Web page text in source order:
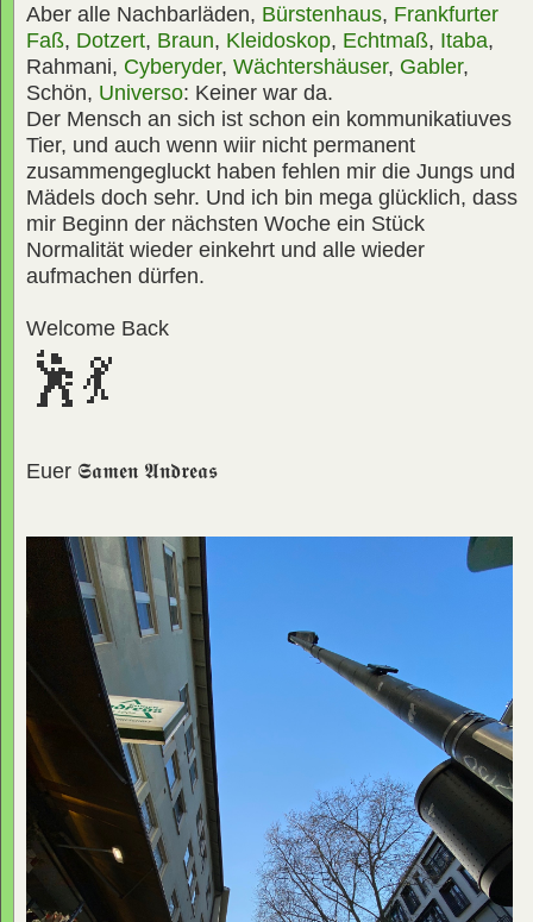
Aber alle Nachbarläden, Bürstenhaus, Frankfurter
Faß, Dotzert, Braun, Kleidoskop, Echtmaß, Itaba,
Rahmani, Cyberyder, Wächtershäuser, Gabler,
Schön, Universo: Keiner war da.
Der Mensch an sich ist schon ein kommunikatiuves
Tier, und auch wenn wiir nicht permanent
zusammengegluckt haben fehlen mir die Jungs und
Mädels doch sehr. Und ich bin mega glücklich, dass
mir Beginn der nächsten Woche ein Stück
Normalität wieder einkehrt und alle wieder
aufmachen dürfen.
Welcome Back
🕺💃
Euer 𝕾𝖆𝖒𝖊𝖓 𝕬𝖓𝖉𝖗𝖊𝖆𝖘